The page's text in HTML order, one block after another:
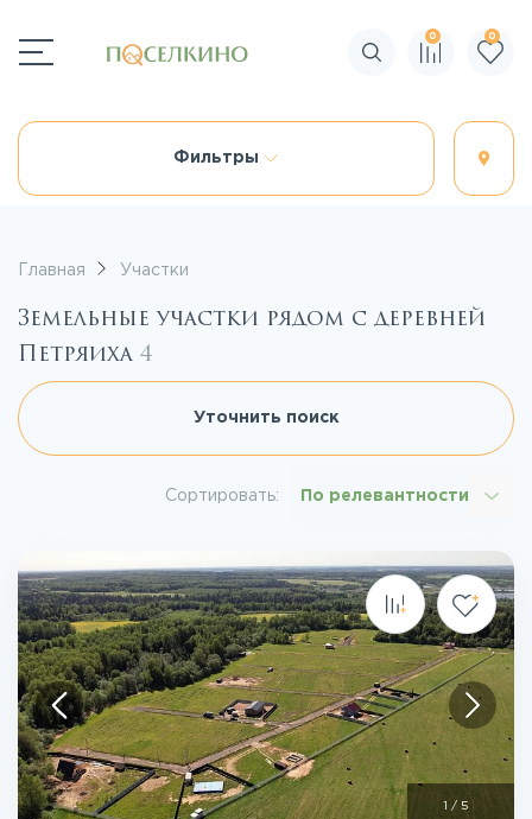
Поиск по сайту
0 0
Фильтры
Главная Участки
Земельные участки рядом с деревней
Петряиха 4
Уточнить поиск
Сортировать: По релевантности
/ 5